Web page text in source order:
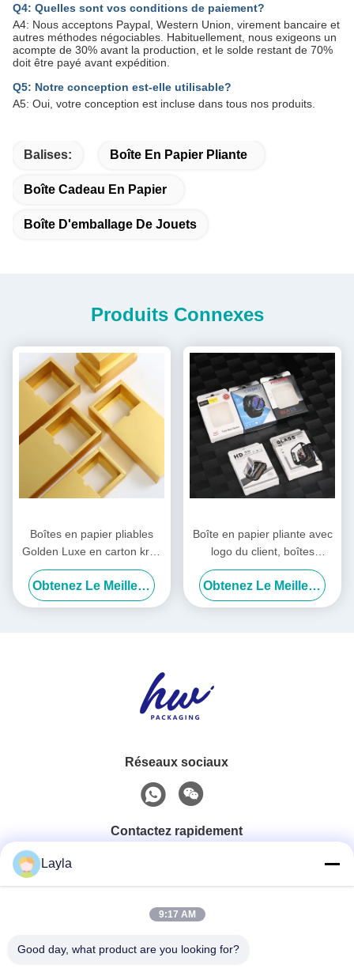
Q4: Quelles sont vos conditions de paiement?
A4: Nous acceptons Paypal, Western Union, virement bancaire et
autres méthodes négociables. Habituellement, nous exigeons un
acompte de 30% avant la production, et le solde restant de 70%
doit être payé avant expédition.
Q5: Notre conception est-elle utilisable?
A5: Oui, votre conception est incluse dans tous nos produits.
Balises: Boîte En Papier Pliante
Boîte Cadeau En Papier
Boîte D'emballage De Jouets
Produits Connexes
Boîtes en papier pliables
Golden Luxe en carton kraft
avec tiroir coulissant
Obtenez Le Meilleur Prix
Boîte en papier pliante avec
logo du client, boîtes
d'emballage blister pour
téléphone et montreObtenez Le Meilleur Prix
Réseaux sociaux
Contactez rapidement
0086-18688885859
Email
Layla
9:17 AM
Good day, what product are you looking for?